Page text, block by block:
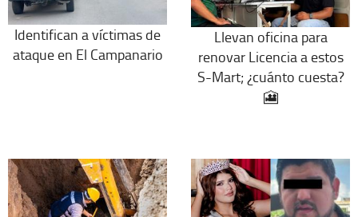
Identifican a víctimas de
ataque en El Campanario
Llevan oficina para
renovar Licencia a estos
S-Mart; ¿cuánto cuesta?
🎦